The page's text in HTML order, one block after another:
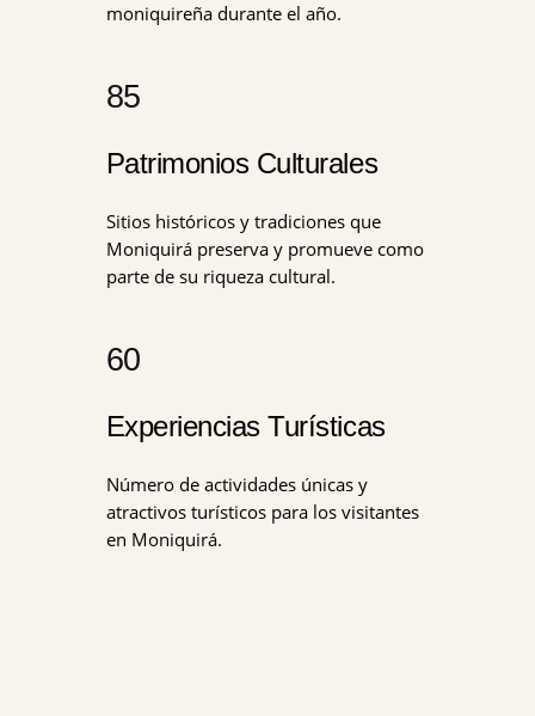
moniquireña durante el año.
85
Patrimonios Culturales
Sitios históricos y tradiciones que
Moniquirá preserva y promueve como
parte de su riqueza cultural.
60
Experiencias Turísticas
Número de actividades únicas y
atractivos turísticos para los visitantes
en Moniquirá.